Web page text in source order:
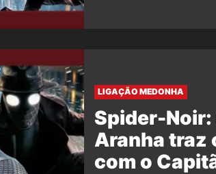
LIGAÇÃO MEDONHA
Spider-Noir:
Aranha traz
com o